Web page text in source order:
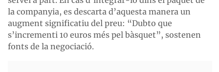
la companyia, es descarta d’aquesta manera un
augment significatiu del preu: “Dubto que
s’incrementi 10 euros més pel bàsquet”, sostenen
fonts de la negociació.